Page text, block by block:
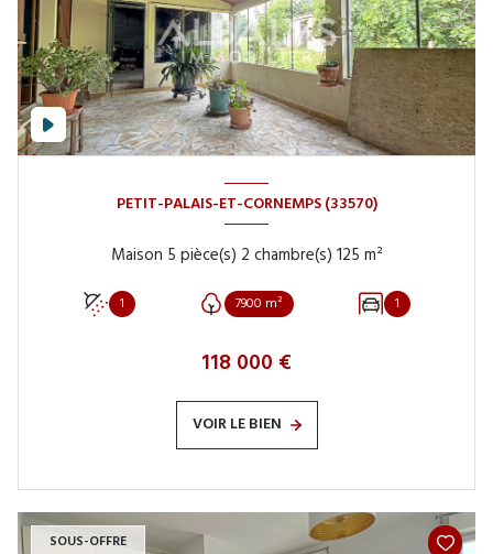
PETIT-PALAIS-ET-CORNEMPS (33570)
Maison 5 pièce(s) 2 chambre(s) 125 m²
1 7900 m² 1
118 000 €
VOIR LE BIEN
SOUS-OFFRE